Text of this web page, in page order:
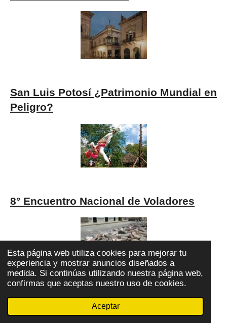
Esta página web utiliza cookies para mejorar tu
experiencia y mostrar anuncios diseñados a
medida. Si continúas utilizando nuestra página web,
confirmas que aceptas nuestro uso de cookies.
Aceptar
San Luis Potosí ¿Patrimonio Mundial en
Peligro?
8° Encuentro Nacional de Voladores
De adoquines y otras destrucciones